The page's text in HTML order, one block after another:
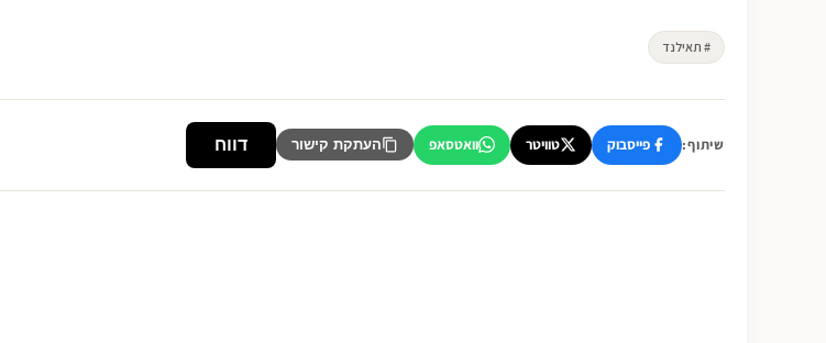
# תאילנד
שיתוף: פייסבוק טוויטר וואטסאפ העתקת קישור דווח